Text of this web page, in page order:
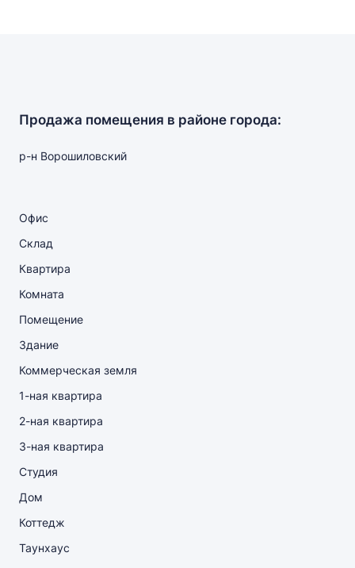
Продажа помещения в районе города:
р-н Ворошиловский
Офис
Склад
Квартира
Комната
Помещение
Здание
Коммерческая земля
1-ная квартира
2-ная квартира
3-ная квартира
Студия
Дом
Коттедж
Таунхаус